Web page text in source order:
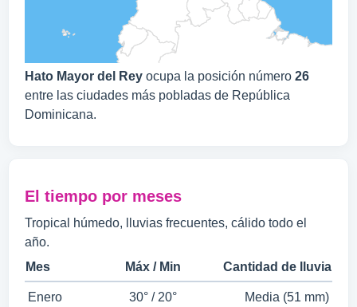
Hato Mayor del Rey ocupa la posición número 26
entre las ciudades más pobladas de República
Dominicana.
El tiempo por meses
Tropical húmedo, lluvias frecuentes, cálido todo el
año.
Mes
Máx / Min Cantidad de lluvia
Enero 30° / 20° Media (51 mm)